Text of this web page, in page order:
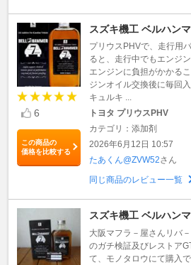
6
この商品の
価格を比較する
スズキ機工 ベルハン
プリウスPHVで、走行用
ると、走行中でもエンジ
エンジンに負担がかかる
ジンオイル交換後に毎回
キュルキ ...
トヨタ プリウスPHV
カテゴリ：添加剤
2026年6月12日 10:57
たあくん@ZVW52さん
同じ商品のレビュー一覧
スズキ機工 ベルハン
大阪マフラ－屋さんリバ
のガチ検証及びレストア
て、モノタロウにて購入